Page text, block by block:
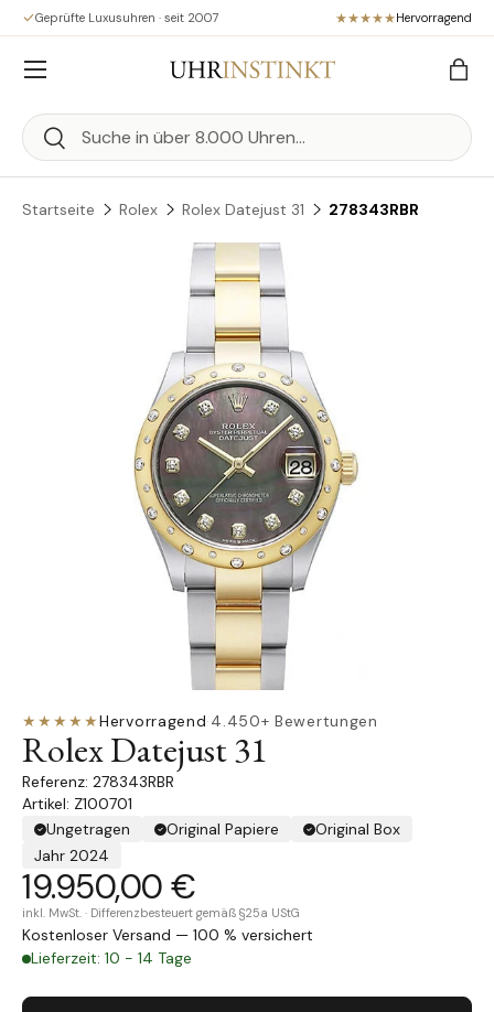
Direkt zum Inhalt
Geprüfte Luxusuhren · seit 2007 Hervorragend
Suchen
Suchen
Menü
Startseite Rolex Rolex Datejust 31 278343RBR
Zu Produktinformationen springen
★★★★★Hervorragend·4.450+ Bewertungen
Rolex Datejust 31
278343RBR
Artikel: Z100701
Ungetragen
Original Papiere
Original Box
Jahr 2024
19.950,00 €
inkl. MwSt. · Differenzbesteuert gemäß §25a UStG
Kostenloser Versand — 100 % versichert
Lieferzeit: 10 - 14 Tage